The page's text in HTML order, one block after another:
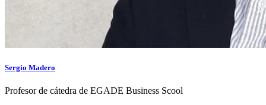
Sergio Madero
Profesor de cátedra de EGADE Business Scool